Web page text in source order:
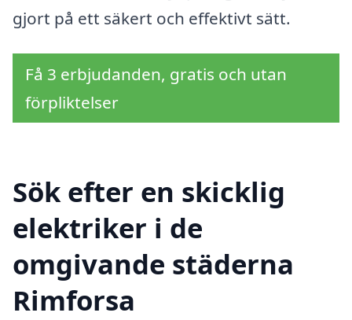
gjort på ett säkert och effektivt sätt.
Få 3 erbjudanden, gratis och utan
förpliktelser
Sök efter en skicklig
elektriker i de
omgivande städerna
Rimforsa